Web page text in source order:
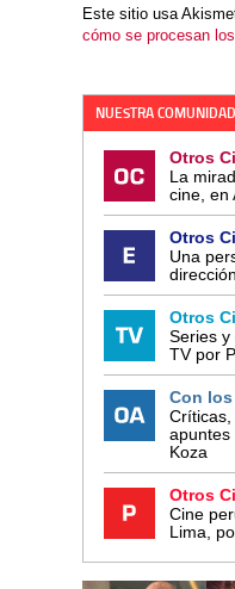
Este sitio usa
cómo se procesan
NUESTRA COMUNIDAD
Otros
La
cine, en
Otros
Una
Otros
Series
TV por
Con
apuntes
Koza
Otros
Cine
Lima,